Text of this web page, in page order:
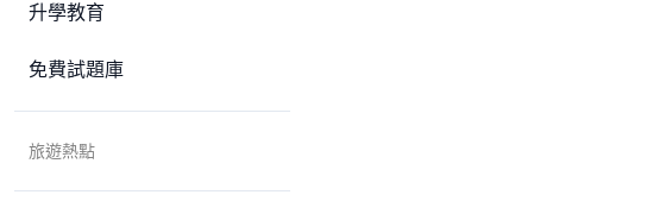
升學教育
免費試題庫
旅遊熱點